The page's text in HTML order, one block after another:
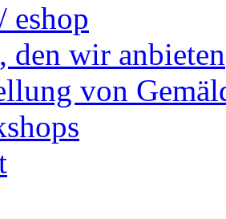
eshop
den wir anbieten
von